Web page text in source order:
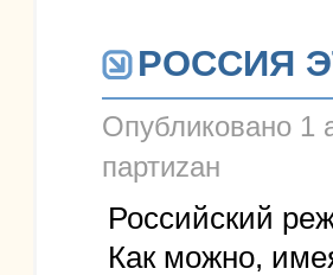
РОССИЯ
Опубликовано 1
партиzан
Российский
Как можно,